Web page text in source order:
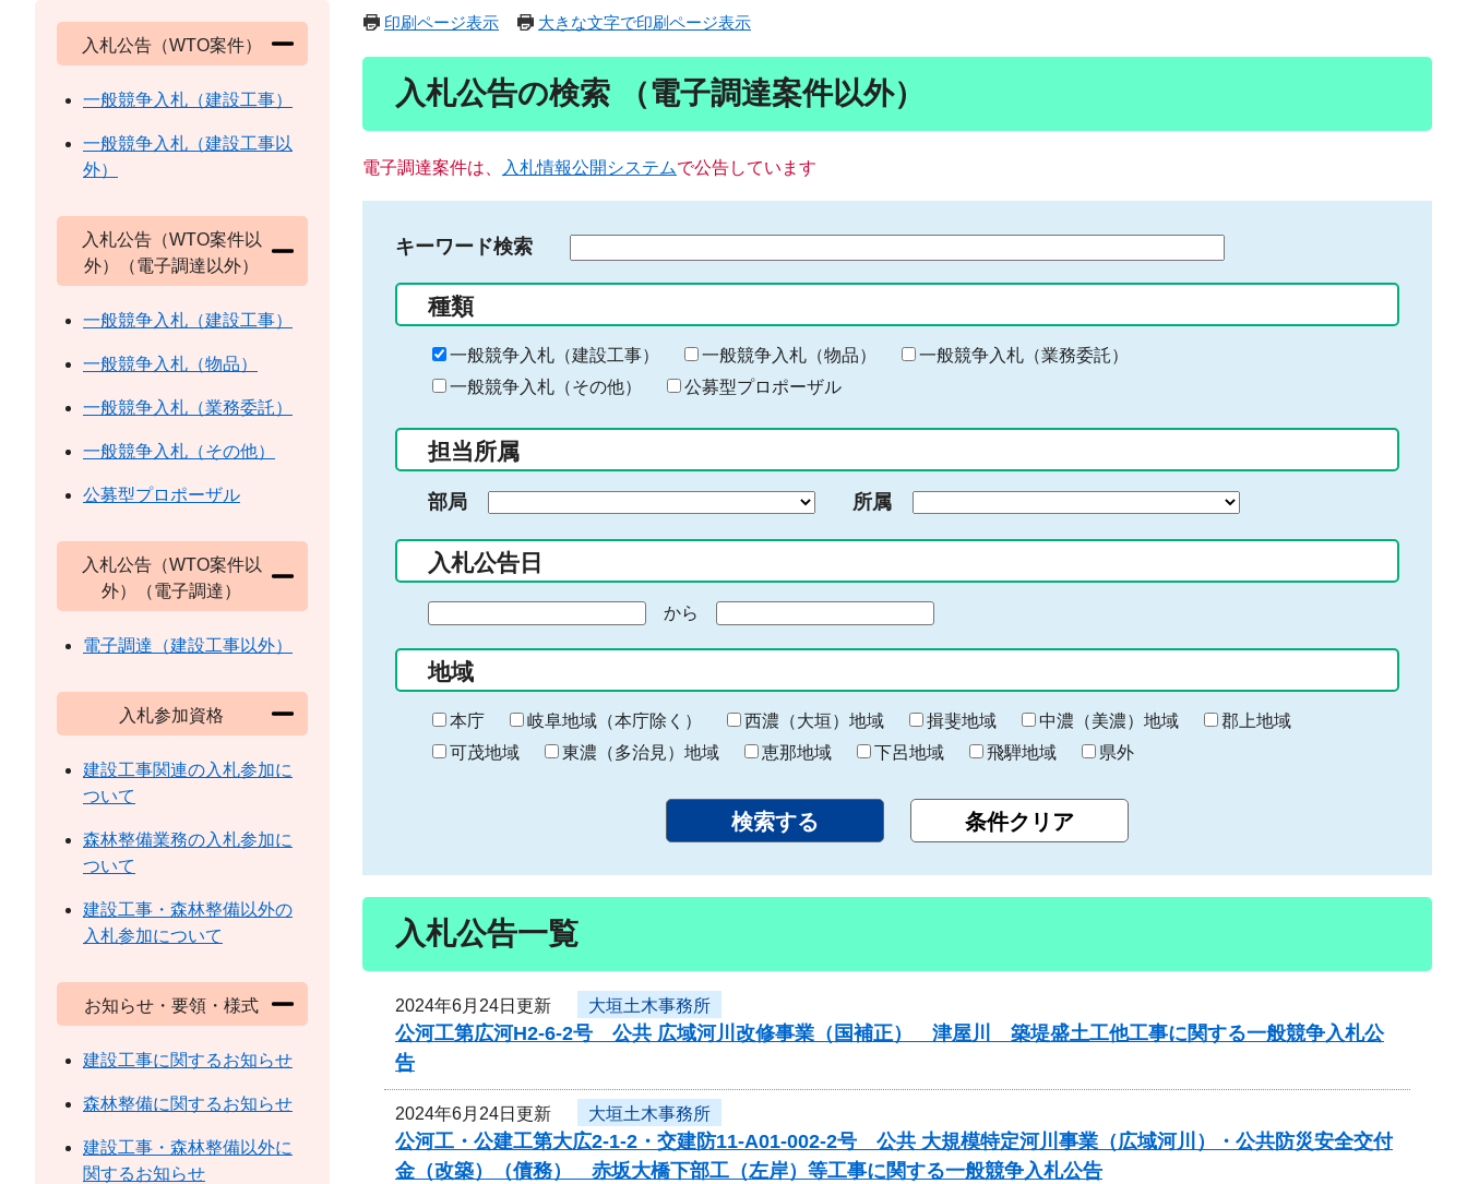
印刷ページ表示 大きな文字で印刷ページ表示
入札公告の検索 （電子調達案件以外）
電子調達案件は、 入札情報公開システムで公告しています
キーワード検索
る
キ
ー
ー
入
力
種類
一般競争入札（建設工事） 一般競争入札（物品）
一般競争入札（業務委託）
一般競争入札（その他）
公募型プロポーザル
担当所属
部局 所属
入札公告日
の
始
ま
り
から
終
わ
り
地域
本庁 岐阜地域（本庁除く） 西濃（大垣）地域 揖斐地域 中濃（美濃）地域
郡上地域
可茂地域
東濃（多治見）地域 恵那地域 下呂地域 飛騨地域 県外
入札公告一覧
2024年6月24日更新 大垣土木事務所
公河工第広河H2-6-2号 公共 広域河川改修事業（国補正） 津屋川 築堤盛土工他工事に関する一般競争入札公
告
2024年6月24日更新 大垣土木事務所
公河工・公建工第大広2-1-2・交建防11-A01-002-2号 公共 大規模特定河川事業（広域河川）・公共防災安全交付
金（改築）（債務） 赤坂大橋下部工（左岸）等工事に関する一般競争入札公告
入札公告（WTO案件）
一般競争入札（建設工事）
一般競争入札（建設工事以
外）
入札公告（WTO案件以
外）（電子調達以外）
一般競争入札（建設工事）
一般競争入札（物品）
一般競争入札（業務委託）
一般競争入札（その他）
公募型プロポーザル
入札公告（WTO案件以
外）（電子調達）
電子調達（建設工事以外）
入札参加資格
建設工事関連の入札参加に
ついて
森林整備業務の入札参加に
ついて
建設工事・森林整備以外の
入札参加について
お知らせ・要領・様式
建設工事に関するお知らせ
森林整備に関するお知らせ
建設工事・森林整備以外に
関するお知らせ